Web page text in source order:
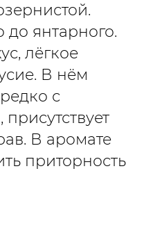
до янтарного.
лёгкое
В нём
с
В аромате
приторность